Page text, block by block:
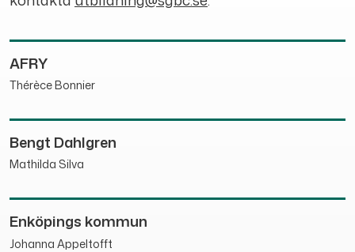
AFRY
Thérèce Bonnier
Bengt Dahlgren
Mathilda Silva
Enköpings kommun
Johanna Appeltofft